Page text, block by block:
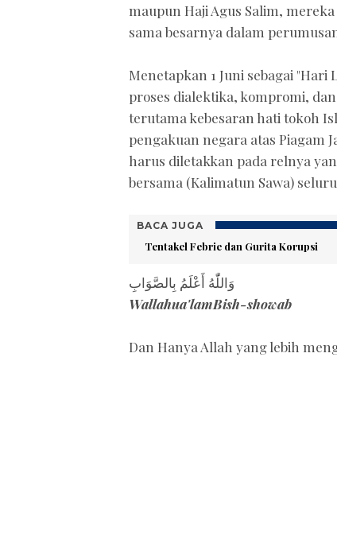
maupun Haji Agus Salim,
sama besarnya dalam
Menetapkan 1 Juni sebagai
proses dialektika, kompromi,
terutama kebesaran hati tokoh
pengakuan negara atas Piagam
harus diletakkan pada relnya
bersama (Kalimatun Sawa)
BACA JUGA
Tentakel Febrie dan Gurita Korupsi
وَاللّٰهُ أَعْلَمُ بِالصَّوَابِ
Wallahua'lamBish-showab
Dan Hanya Allah yang lebih